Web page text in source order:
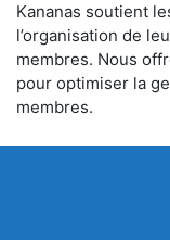
Kananas soutient
l’organisation de
membres. Nous
pour optimiser la
membres.